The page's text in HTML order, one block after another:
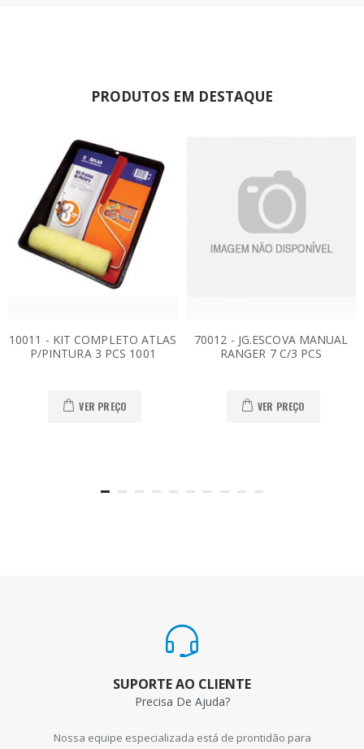
PRODUTOS EM DESTAQUE
10011 - KIT COMPLETO ATLAS
P/PINTURA 3 PCS 1001
VER PREÇO
70012 - JG.ESCOVA MANUAL
RANGER 7 C/3 PCS
VER PREÇO
SUPORTE AO CLIENTE
Precisa De Ajuda?
Nossa equipe especializada está de prontidão para